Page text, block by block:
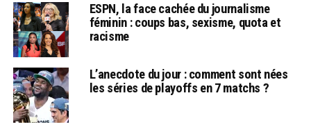
ESPN, la face cachée du journalisme
féminin : coups bas, sexisme, quota et
racisme
L’anecdote du jour : comment sont nées
les séries de playoffs en 7 matchs ?